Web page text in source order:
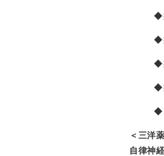
◆
◆
◆
◆
◆
＜三洋
自律神